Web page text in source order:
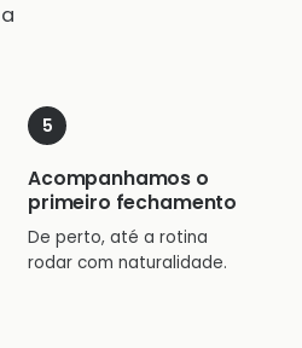
Acompanhamos o
primeiro fechamento
De perto, até a rotina
rodar com naturalidade.